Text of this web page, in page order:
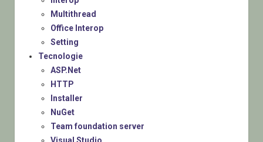
Multithread
Office Interop
Setting
Tecnologie
ASP.Net
HTTP
Installer
NuGet
Team foundation server